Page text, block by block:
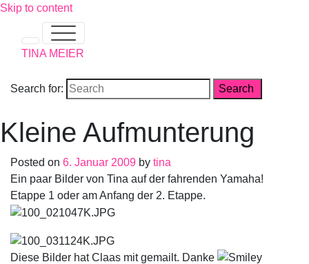
Skip to content
TINA MEIER
Search for:
Kleine Aufmunterung
Posted on 6. Januar 2009 by tina
Ein paar Bilder von Tina auf der fahrenden Yamaha!
Etappe 1 oder am Anfang der 2. Etappe.
Diese Bilder hat Claas mit gemailt. Danke